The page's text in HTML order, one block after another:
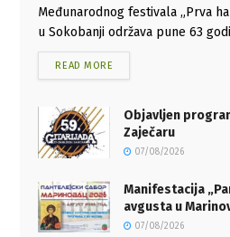
Međunarodnog festivala „Prva
u Sokobanji održava pune 63
READ MORE
Objavljen
Zaječaru
07/08/2026
Manifestacija
avgusta u
07/08/2026